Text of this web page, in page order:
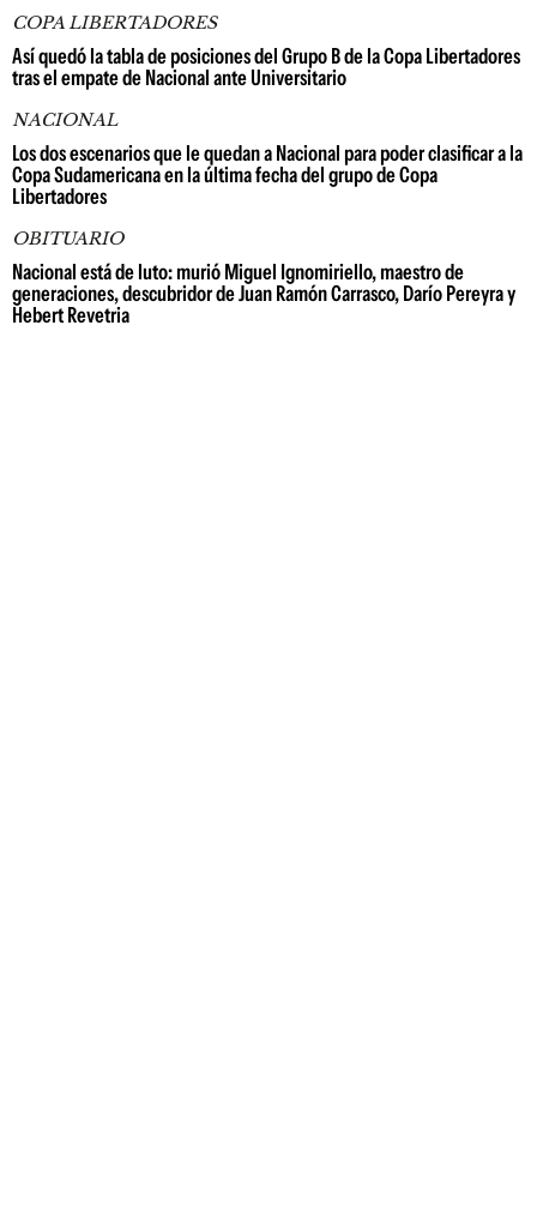
COPA LIBERTADORES
Así quedó la tabla de posiciones del Grupo B de la Copa Libertadores
tras el empate de Nacional ante Universitario
NACIONAL
Los dos escenarios que le quedan a Nacional para poder clasificar a la
Copa Sudamericana en la última fecha del grupo de Copa
Libertadores
OBITUARIO
Nacional está de luto: murió Miguel Ignomiriello, maestro de
generaciones, descubridor de Juan Ramón Carrasco, Darío Pereyra y
Hebert Revetria